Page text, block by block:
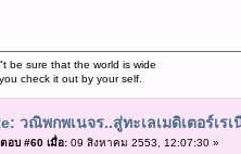
be sure that the world is wide
check it out by your self.
วณิพกพเนจร..สู่ทะเลเมดิเตอร์เร
ตอบ #60 เมื่อ:09 สิงหาคม 2553, 12:07:30 »